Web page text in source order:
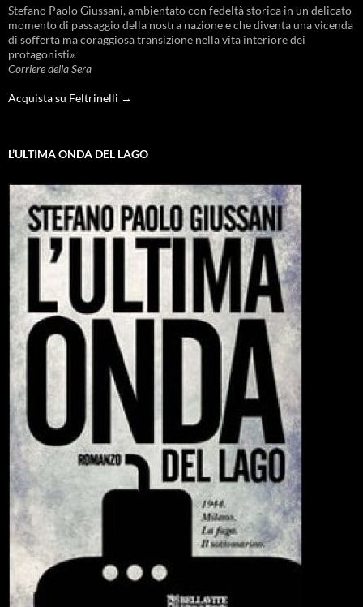
Stefano Paolo Giussani, ambientato con fedeltà storica in un delicato
momento di passaggio della nostra nazione e che diventa una vicenda
di sofferta ma coraggiosa transizione nella vita interiore dei
protagonisti».
Corriere della Sera
Acquista su Feltrinelli →
L’ULTIMA ONDA DEL LAGO